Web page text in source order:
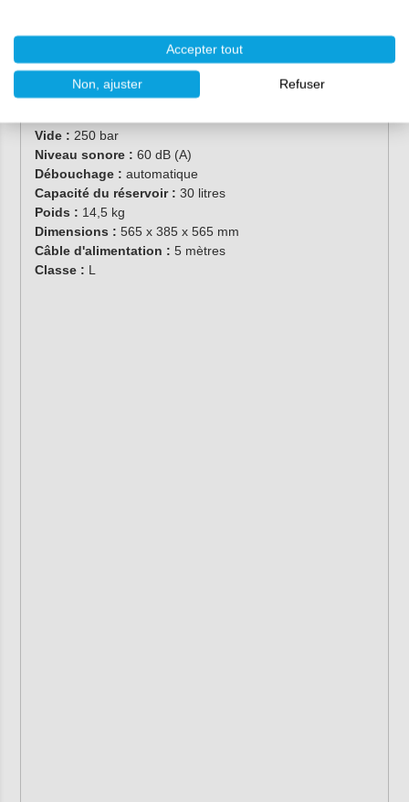
Alimentation électrique :220-240 V
Fréquence du réseau :
50-60 Hz
Consommation électrique :
Vide : 250 bar
Niveau sonore : 60 dB (A)
Débouchage : automatique
Capacité du réservoir : 30 litres
Poids : 14,5 kg
Dimensions : 565 x 385 x 565 mm
Câble d'alimentation : 5 mètres
Classe : L
Accepter tout
Non, ajuster Refuser